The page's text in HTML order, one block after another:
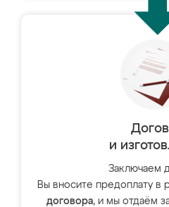
и
Заключаем
Вы вносите предоплату в
договора, и мы отдаём